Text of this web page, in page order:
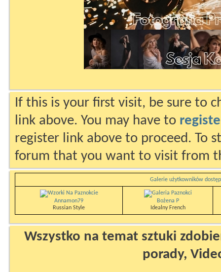
If this is your first visit, be sure to
link above. You may have to
register link above to proceed. To
forum that you want to visit from
Galerie użytkowników
Annamon79
Russian Style
Bożena P
Idealny French
Wszystko na temat sztuki
porady,